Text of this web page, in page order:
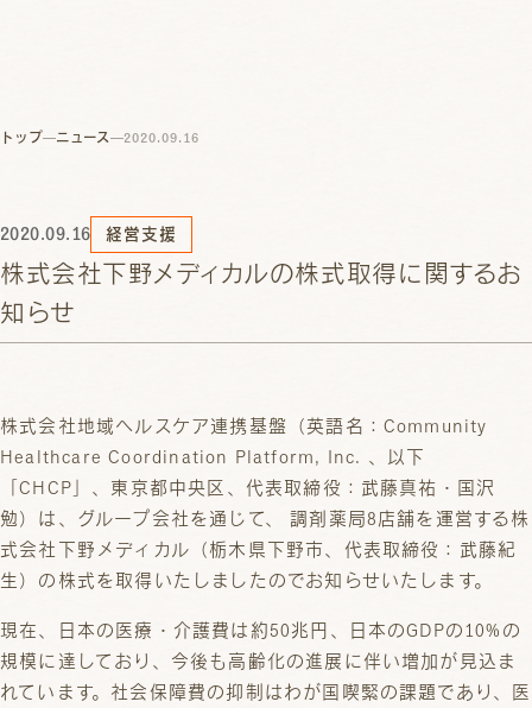
トップ ニュース 2020.09.16
2020.09.16 経営支援
株式会社下野メディカルの株式取得に関するお
知らせ
株式会社地域ヘルスケア連携基盤（英語名：Community
Healthcare Coordination Platform, Inc. 、以下
「CHCP」、東京都中央区、代表取締役：武藤真祐・国沢
勉）は、グループ会社を通じて、 調剤薬局8店舗を運営する株
式会社下野メディカル（栃木県下野市、代表取締役：武藤紀
生）の株式を取得いたしましたのでお知らせいたします。
現在、日本の医療・介護費は約50兆円、日本のGDPの10%の
規模に達しており、今後も高齢化の進展に伴い増加が見込ま
れています。社会保障費の抑制はわが国喫緊の課題であり、医